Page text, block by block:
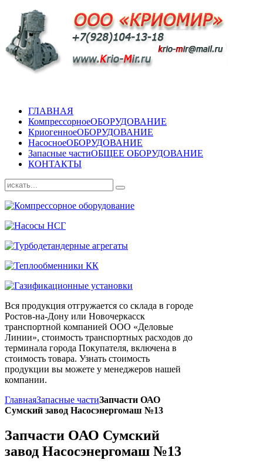
ГЛАВНАЯ
КомпрессорноеОБОРУДОВАНИЕ
КриогенноеОБОРУДОВАНИЕ
НасосноеОБОРУДОВАНИЕ
Запасные частиОБЩЕЕ ОБОРУДОВАНИЕ
КОНТАКТЫ
Вся продукция отгружается со склада в городе
Ростов-на-Дону или Новочеркасск
транспортной компанией ООО «Деловые
Линии», стоимость транспортных расходов до
терминала города Покупателя, включена в
стоимость товара. Узнать стоимость
продукции вы можете у менеджеров нашей
компании.
ГлавнаяЗапасные частиЗапчасти ОАО
Сумский завод Насосэнергомаш №13
Запчасти ОАО Сумский
завод Насосэнергомаш №13